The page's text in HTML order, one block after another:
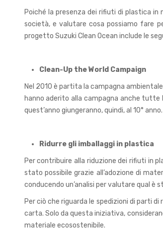
Poiché la presenza dei rifiuti di plastica
società, e valutare cosa possiamo fare
progetto Suzuki Clean Ocean include le
Clean-Up the World Campaign
Nel 2010 è partita la campagna
hanno aderito alla campagna anche
quest’anno giungeranno, quindi, al 10° anno.
Ridurre gli imballaggi in plastica
Per contribuire alla riduzione dei rifiuti in
stato possibile grazie all’adozione di
conducendo un’analisi per valutare qual è
Per ciò che riguarda le spedizioni di parti
carta. Solo da questa iniziativa,
materiale ecosostenibile.